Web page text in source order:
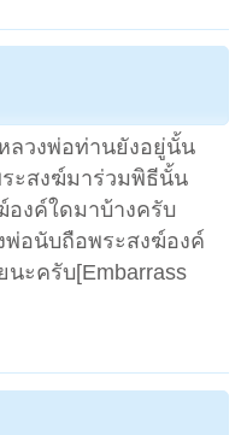
ลวงพ่อท่านยังอยู่นั้น
ะสงฆ์มาร่วมพิธีนั้น
งค์ใดมาบ้างครับ
พ่อนับถือพระสงฆ์องค์
ะครับ[Embarrass